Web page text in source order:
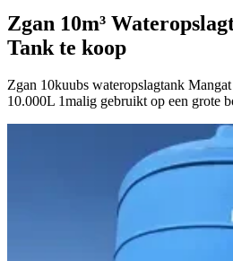
Zgan 10m³
Tank te koop
Zgan 10kuubs wateropslagtank
10.000L 1malig gebruikt op een grote